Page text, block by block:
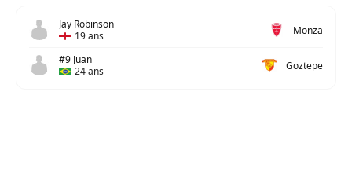
Jay Robinson
19 ans
Monza
#9 Juan
24 ans
Goztepe